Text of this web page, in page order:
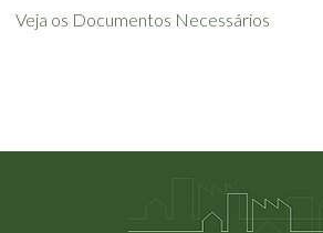
Veja os Documentos Necessários